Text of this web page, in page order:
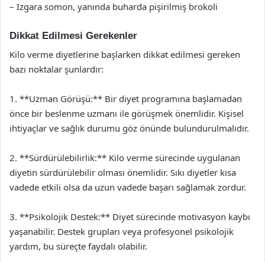
– Izgara somon, yanında buharda pişirilmiş brokoli
Dikkat Edilmesi Gerekenler
Kilo verme diyetlerine başlarken dikkat edilmesi gereken
bazı noktalar şunlardır:
1. **Uzman Görüşü:** Bir diyet programına başlamadan
önce bir beslenme uzmanı ile görüşmek önemlidir. Kişisel
ihtiyaçlar ve sağlık durumu göz önünde bulundurulmalıdır.
2. **Sürdürülebilirlik:** Kilo verme sürecinde uygulanan
diyetin sürdürülebilir olması önemlidir. Sıkı diyetler kısa
vadede etkili olsa da uzun vadede başarı sağlamak zordur.
3. **Psikolojik Destek:** Diyet sürecinde motivasyon kaybı
yaşanabilir. Destek grupları veya profesyonel psikolojik
yardım, bu süreçte faydalı olabilir.